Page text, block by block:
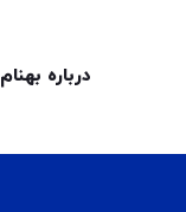
درباره بهنام